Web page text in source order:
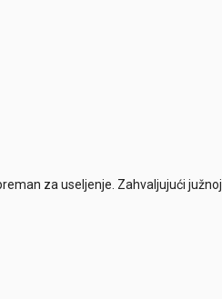
za useljenje. Zahvaljujući južnoj